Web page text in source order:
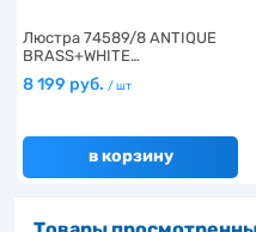
Люстра 74589/8 ANTIQUE
BRASS+WHITE…
8 199 руб. / шт
в корзину